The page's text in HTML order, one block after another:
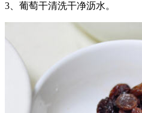
3、葡萄干清洗干净沥水。